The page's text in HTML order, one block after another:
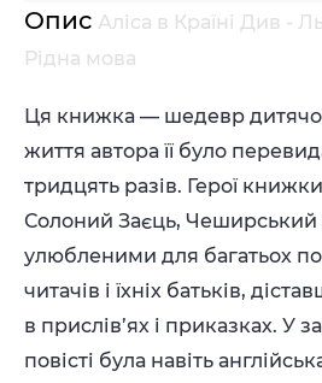
Опис Аліса в Країні Див -
Рідна мова
Ця книжка — шедевр
життя автора її було
тридцять разів. Герої
Солоний Заєць, Чеширський
улюбленими для багатьох
читачів і їхніх батьків,
в прислів’ях і приказках. У
повісті була навіть